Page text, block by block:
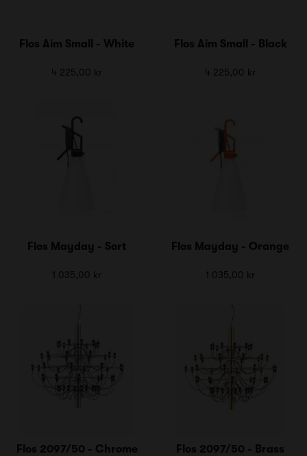
Flos Aim Small - White
4 225,00 kr
Flos Aim Small - Black
4 225,00 kr
Flos Mayday - Sort
1 035,00 kr
Flos Mayday - Orange
1 035,00 kr
Flos 2097/50 - Chrome Flos 2097/50 - Brass